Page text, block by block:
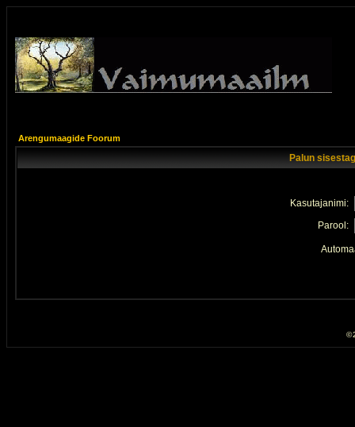
Arengumaagide Foorum
Palun
Kasutajanimi:
Parool:
©